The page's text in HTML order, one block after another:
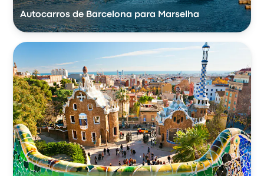
Autocarros de Barcelona para Marselha